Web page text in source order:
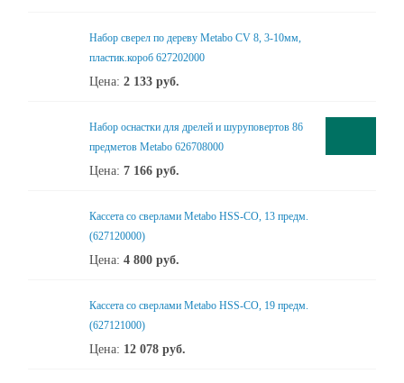
Набор сверел по дереву Metabo CV 8, 3-10мм,
пластик.короб 627202000
Цена: 2 133 руб.
Набор оснастки для дрелей и шуруповертов 86
предметов Metabo 626708000
Цена: 7 166 руб.
Кассета со сверлами Metabo HSS-CO, 13 предм.
(627120000)
Цена: 4 800 руб.
Кассета со сверлами Metabo HSS-CO, 19 предм.
(627121000)
Цена: 12 078 руб.